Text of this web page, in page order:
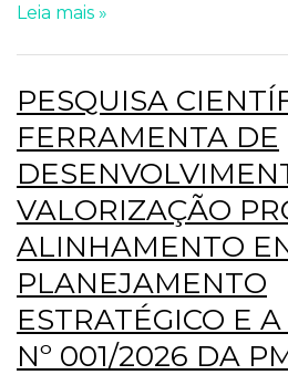
Leia mais »
PESQUISA
FERRAMENTA DE
VALORIZAÇÃO
ALINHAMENTO
PLANEJAMENTO
ESTRATÉGICO E
Nº 001/2026 DA